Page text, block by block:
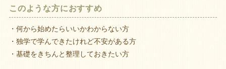
このような方におすすめ
・何から始めたらいいかわからない方
・独学で学んできたけれど不安がある方
・基礎をきちんと整理しておきたい方